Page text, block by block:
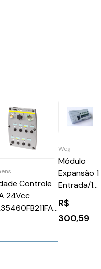
Controle
24Vcc
163052
Weg
Módulo
Expansão 1
Entrada/1
Saída 0-10
V CFW100
CFW100IOA
Weg
R$
300,59